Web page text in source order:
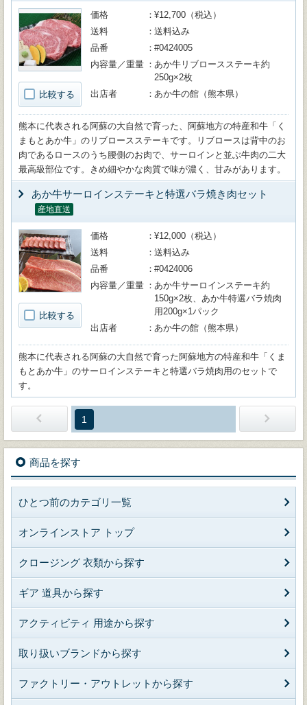
比較する
価格
¥12,700（税込）
送料
送料込み
品番
#0424005
内容量／重量
あか牛リブロースステーキ約
250g×2枚
出店者
あか牛の館（熊本県）
熊本に代表される阿蘇の大自然で育った、阿蘇地方の特産和牛「く
まもとあか牛」のリブロースステーキです。リブロースは背中のお
肉であるロースのうち腰側のお肉で、サーロインと並ぶ牛肉の二大
最高級部位です。きめ細やかな肉質で味が濃く、甘みがあります。
あか牛サーロインステーキと特選バラ焼き肉セット
産地直送
比較する
価格
¥12,000（税込）
送料
送料込み
品番
#0424006
内容量／重量
あか牛サーロインステーキ約
150g×2枚、あか牛特選バラ焼肉
用200g×1パック
出店者
あか牛の館（熊本県）
熊本に代表される阿蘇の大自然で育った阿蘇地方の特産和牛「くま
もとあか牛」のサーロインステーキと特選バラ焼肉用のセットで
す。
1
商品を探す
ひとつ前のカテゴリ一覧
オンラインストア トップ
クロージング 衣類から探す
ギア 道具から探す
アクティビティ 用途から探す
取り扱いブランドから探す
ファクトリー・アウトレットから探す